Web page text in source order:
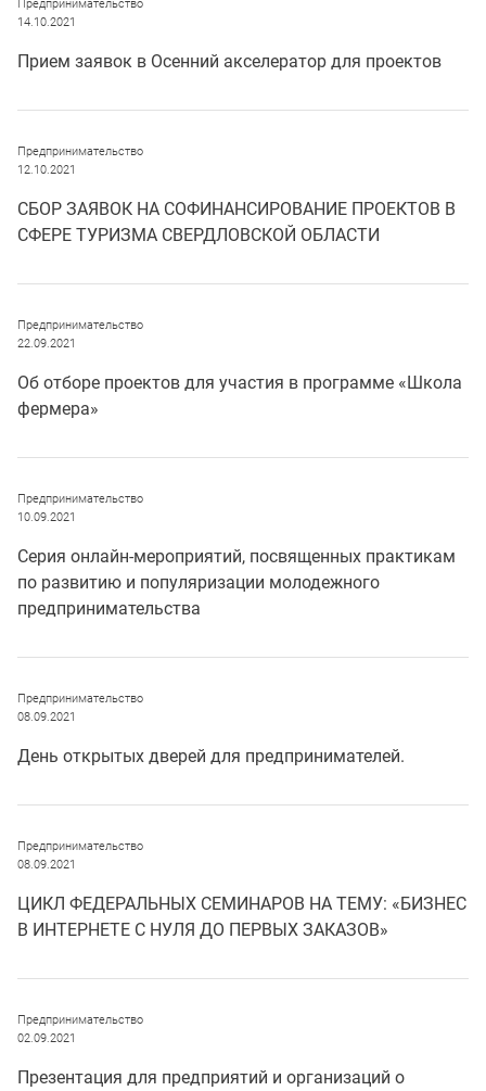
Предпринимательство
14.10.2021
Прием заявок в Осенний акселератор для проектов
Предпринимательство
12.10.2021
СБОР ЗАЯВОК НА СОФИНАНСИРОВАНИЕ ПРОЕКТОВ В
СФЕРЕ ТУРИЗМА СВЕРДЛОВСКОЙ ОБЛАСТИ
Предпринимательство
22.09.2021
Об отборе проектов для участия в программе «Школа
фермера»
Предпринимательство
10.09.2021
Cерия онлайн-мероприятий, посвященных практикам
по развитию и популяризации молодежного
предпринимательства
Предпринимательство
08.09.2021
День открытых дверей для предпринимателей.
Предпринимательство
08.09.2021
ЦИКЛ ФЕДЕРАЛЬНЫХ СЕМИНАРОВ НА ТЕМУ: «БИЗНЕС
В ИНТЕРНЕТЕ С НУЛЯ ДО ПЕРВЫХ ЗАКАЗОВ»
Предпринимательство
02.09.2021
Презентация для предприятий и организаций о